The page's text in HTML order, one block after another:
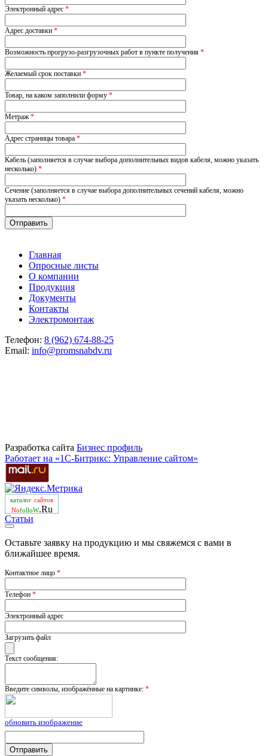
Электронный адрес *
Адрес доставки *
Возможность прогрузо-разгрузочных работ в пункте получения *
Желаемый срок поставки *
Товар, на каком заполнили форму *
Метраж*
Адрес страницы товара *
Кабель (заполняется в случае выбора дополнительных видов кабеля, можно указать
несколько) *
Сечение (заполняется в случае выбора дополнительных сечений кабеля, можно
указать несколько) *
Главная
Опросные листы
О компании
Продукция
Документы
Контакты
Электромонтаж
Телефон: 8 (962) 674-88-25
Email: info@promsnabdv.ru
Разработка сайта Бизнеc профиль
Работает на «1С-Битрикс: Управление сайтом»
каталог сайтов
NofolloW.Ru
Статьи
Оставьте заявку на продукцию и мы свяжемся с вами в
ближайшее время.
Контактное лицо *
Телефон *
Электронный адрес
Загрузить файл
Текст сообщения:
Введите символы, изображённые на картинке: *
обновить изображение